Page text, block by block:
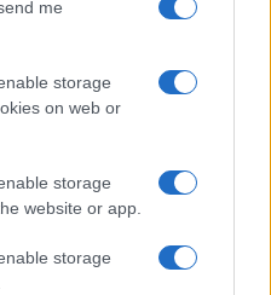
me
storage
on web or
storage
website or app.
storage
készülék kimarad a One
rántja le a leplet az